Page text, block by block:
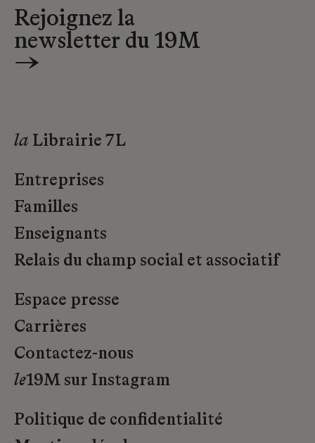
Rejoignez la
newsletter du 19M
→
la Librairie 7L
Entreprises
Familles
Enseignants
Relais du champ social et associatif
Espace presse
Carrières
Contactez-nous
le19M sur Instagram
Politique de confidentialité